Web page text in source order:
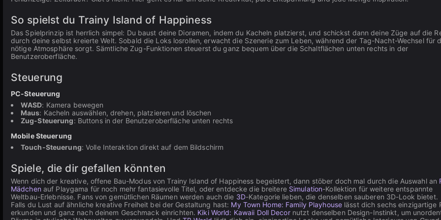
So spielst du Trainy Island of Happiness
Das Spielprinzip ist herrlich simpel: Du baust deine Dioramen, indem du Kacheln platzierst, und schickst dann deine Züge auf die
durch deine selbst kreierte Welt. Sobald die Loks losrollen, erwacht die Szenerie zum Leben, während der Tag-Nacht-Wechsel für
nötige Atmosphäre sorgt. Sämtliche Zug-Funktionen steuerst du ganz bequem über die Schaltflächen unten rechts in der
Benutzeroberfläche.
Steuerung
PC-Steuerung
WASD: Kamera bewegen
Maus: Kacheln auswählen, drehen, platzieren und löschen
Zug-Steuerung: Buttons in der Benutzeroberfläche unten rechts
Mobile Steuerung
Touch-Steuerung: Volle Interaktion direkt auf dem Bildschirm
Spiele, die dir gefallen könnten
Wenn dich der kreative, offene Bau-Modus von Trainy Island of Happiness begeistert, dann stöber doch mal durch die Auswahl an
Mädchen auf Playgama für noch mehr fantasievolle Titel, oder entdecke die breitere Simulation-Kollektion für weitere entspannte
Weltbau-Erlebnisse. Fans von gemütlichen Räumen werden auch die 3D-Kategorie lieben, die denselben sauberen 3D-Look bietet.
Falls du Lust auf ähnliche kreative Freiheit bei der Gestaltung hast: My Town Home: Family Playhouse lässt dich sechs einzigartige
erkunden und ganz nach deinem Geschmack einrichten. Kiki World: Kawaii Doll Decornutzt denselben Design-Instinkt, um